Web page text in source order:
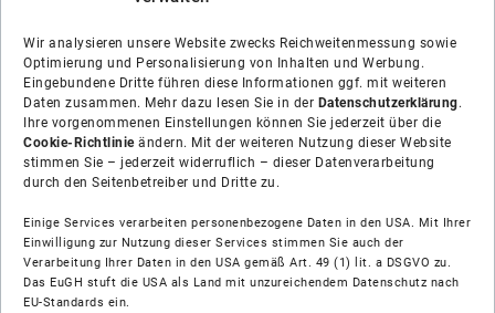
Wir analysieren unsere Website zwecks Reichweitenmessung sowie
Optimierung und Personalisierung von Inhalten und Werbung.
Eingebundene Dritte führen diese Informationen ggf. mit weiteren
Daten zusammen. Mehr dazu lesen Sie in der Datenschutzerklärung.
Ihre vorgenommenen Einstellungen können Sie jederzeit über die
Cookie-Richtlinieändern. Mit der weiteren Nutzung dieser Website
stimmen Sie – jederzeit widerruflich – dieser Datenverarbeitung
durch den Seitenbetreiber und Dritte zu.
Einige Services verarbeiten personenbezogene Daten in den USA. Mit Ihrer
Einwilligung zur Nutzung dieser Services stimmen Sie auch der
Verarbeitung Ihrer Daten in den USA gemäß Art. 49 (1) lit. a DSGVO zu.
Das EuGH stuft die USA als Land mit unzureichendem Datenschutz nach
EU-Standards ein.
Über uns